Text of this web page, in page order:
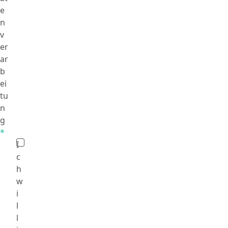
e
n
v
er
ar
b
ei
tu
n
g
*
I
c
h
w
i
l
l